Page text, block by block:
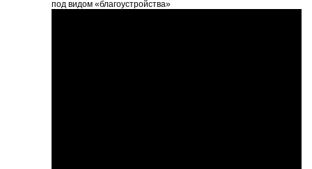
под видом «благоустройства»